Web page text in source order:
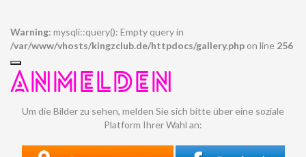
Warning: mysqli::query(): Empty query in
/var/www/vhosts/kingzclub.de/httpdocs/gallery.php on line 256
ANMELDEN
Um die Bilder zu sehen, melden Sie sich bitte über eine soziale
Platform Ihrer Wahl an: